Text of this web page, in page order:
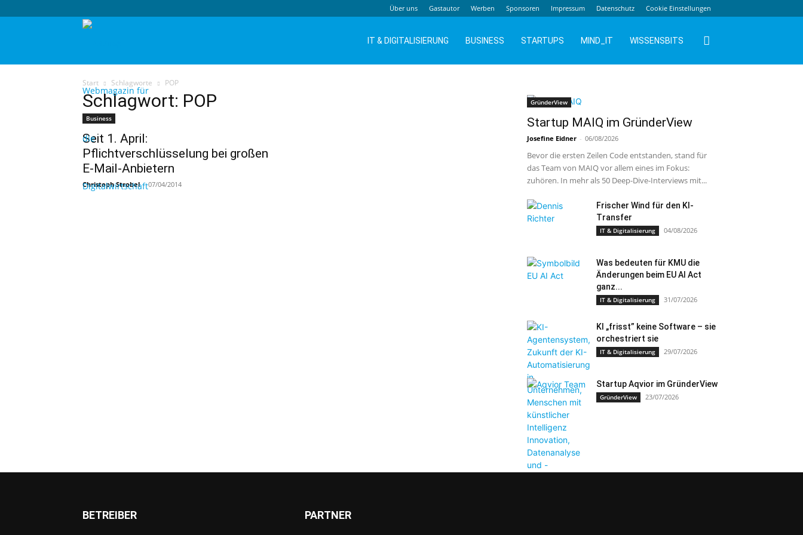
Über uns Gastautor Werben Sponsoren Impressum Datenschutz Cookie Einstellungen
IT & DIGITALISIERUNG BUSINESS STARTUPS MIND_IT WISSENSBITS
Start Schlagworte POP
Schlagwort: POP
Business
Seit 1. April:
Pflichtverschlüsselung bei großen
E-Mail-Anbietern
Christoph Strobel - 07/04/2014
GründerView
Startup MAIQ im GründerView
Josefine Eidner - 06/08/2026
Bevor die ersten Zeilen Code entstanden, stand für
das Team von MAIQ vor allem eines im Fokus:
zuhören. In mehr als 50 Deep-Dive-Interviews mit...
Frischer Wind für den KI-
Transfer
IT & Digitalisierung 04/08/2026
Was bedeuten für KMU die
Änderungen beim EU AI Act
ganz...
IT & Digitalisierung 31/07/2026
KI „frisst” keine Software – sie
orchestriert sie
IT & Digitalisierung 29/07/2026
Startup Aqvior im GründerView
GründerView 23/07/2026
BETREIBER PARTNER